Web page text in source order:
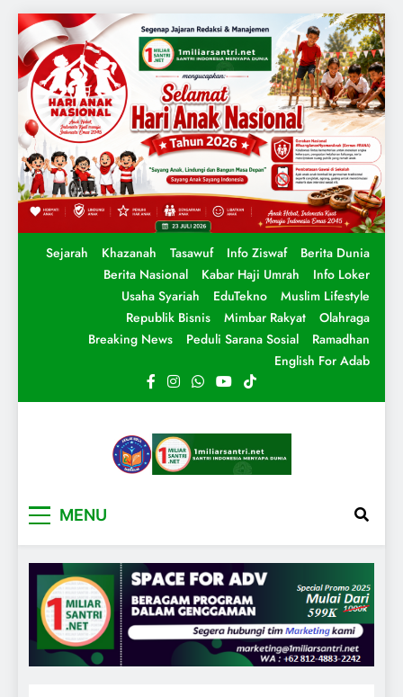
Sejarah Khazanah Tasawuf Info Ziswaf
Berita Dunia
Berita Nasional
Kabar Haji Umrah
Info Loker
Usaha Syariah
EduTekno
Muslim Lifestyle
Republik Bisnis
Mimbar Rakyat
Olahraga
Breaking News
Peduli Sarana Sosial
Ramadhan
English For Adab
MENU